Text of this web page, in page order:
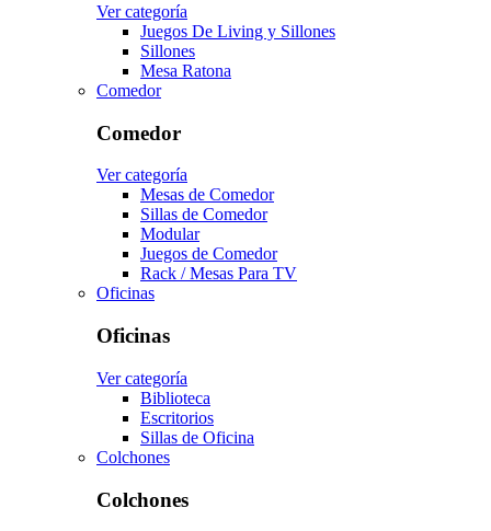
Ver categoría
Juegos De Living y Sillones
Sillones
Mesa Ratona
Comedor
Comedor
Ver categoría
Mesas de Comedor
Sillas de Comedor
Modular
Juegos de Comedor
Rack / Mesas Para TV
Oficinas
Oficinas
Ver categoría
Biblioteca
Escritorios
Sillas de Oficina
Colchones
Colchones